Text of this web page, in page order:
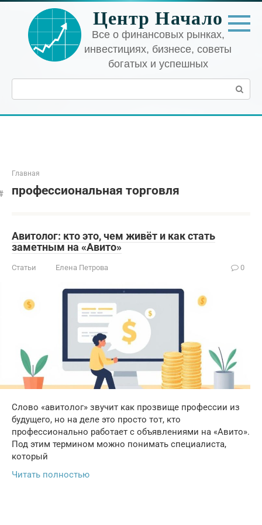
Перейти
контенту
Центр Начало
Все о финансовых рынках,
инвестициях, бизнесе, советы
богатых и успешных
Поиск:
Главная
профессиональная торговля
Авитолог: кто это, чем живёт и как стать
заметным на «Авито»
Статьи Елена Петрова 0
Слово «авитолог» звучит как прозвище профессии из
будущего, но на деле это просто тот, кто
профессионально работает с объявлениями на «Авито».
Под этим термином можно понимать специалиста,
который
Читать полностью